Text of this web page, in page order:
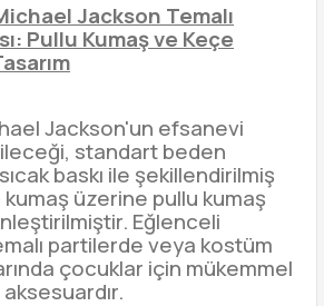
Jackson Temalı
Pullu Kumaş ve Keçe
Jackson'un efsanevi
standart beden
baskı ile şekillendirilmiş
üzerine pullu kumaş
Eğlenceli
partilerde veya kostüm
çocuklar için mükemmel
aksesuardır.